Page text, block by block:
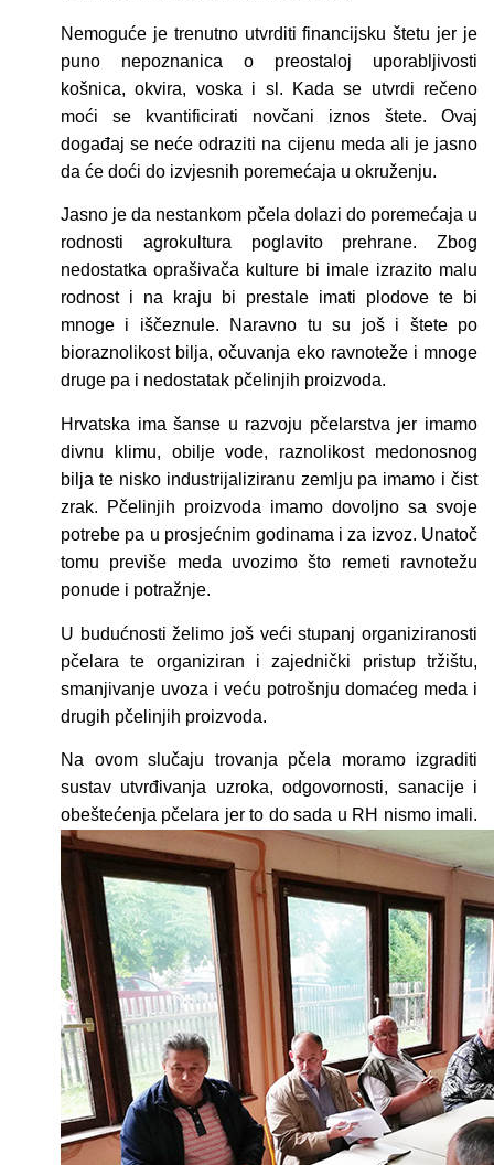
Nemoguće je trenutno utvrditi financijsku štetu jer je
puno nepoznanica o preostaloj uporabljivosti
košnica, okvira, voska i sl. Kada se utvrdi rečeno
moći se kvantificirati novčani iznos štete. Ovaj
događaj se neće odraziti na cijenu meda ali je jasno
da će doći do izvjesnih poremećaja u okruženju.
Jasno je da nestankom pčela dolazi do poremećaja u
rodnosti agrokultura poglavito prehrane. Zbog
nedostatka oprašivača kulture bi imale izrazito malu
rodnost i na kraju bi prestale imati plodove te bi
mnoge i iščeznule. Naravno tu su još i štete po
bioraznolikost bilja, očuvanja eko ravnoteže i mnoge
druge pa i nedostatak pčelinjih proizvoda.
Hrvatska ima šanse u razvoju pčelarstva jer imamo
divnu klimu, obilje vode, raznolikost medonosnog
bilja te nisko industrijaliziranu zemlju pa imamo i čist
zrak. Pčelinjih proizvoda imamo dovoljno sa svoje
potrebe pa u prosjećnim godinama i za izvoz. Unatoč
tomu previše meda uvozimo što remeti ravnotežu
ponude i potražnje.
U budućnosti želimo još veći stupanj organiziranosti
pčelara te organiziran i zajednički pristup tržištu,
smanjivanje uvoza i veću potrošnju domaćeg meda i
drugih pčelinjih proizvoda.
Na ovom slučaju trovanja pčela moramo izgraditi
sustav utvrđivanja uzroka, odgovornosti, sanacije i
obeštećenja pčelara jer to do sada u RH nismo imali.